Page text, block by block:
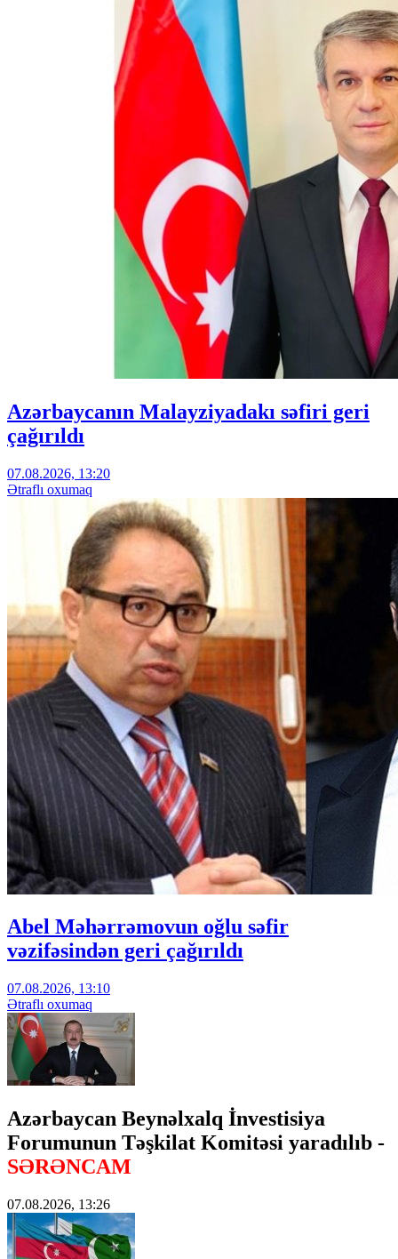
Azərbaycanın Malayziyadakı səfiri geri
çağırıldı
07.08.2026, 13:20
Ətraflı oxumaq
Abel Məhərrəmovun oğlu səfir
vəzifəsindən geri çağırıldı
07.08.2026, 13:10
Ətraflı oxumaq
Azərbaycan Beynəlxalq İnvestisiya
Forumunun Təşkilat Komitəsi yaradılıb -
SƏRƏNCAM
07.08.2026, 13:26